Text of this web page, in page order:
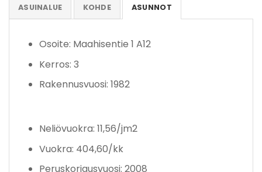
ASUINALUE KOHDE ASUNNOT
Osoite: Maahisentie 1 A12
Kerros: 3
Rakennusvuosi: 1982
Neliövuokra: 11,56/jm2
Vuokra: 404,60/kk
Peruskorjausvuosi: 2008